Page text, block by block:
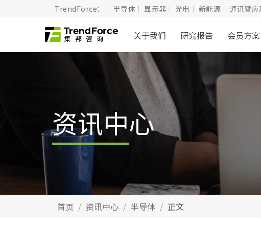
TrendForce： 半导体 显示器 光电 新能源 通讯暨
关于我们 研究报告 会员方案
资讯中心
首页 资讯中心 半导体 正文